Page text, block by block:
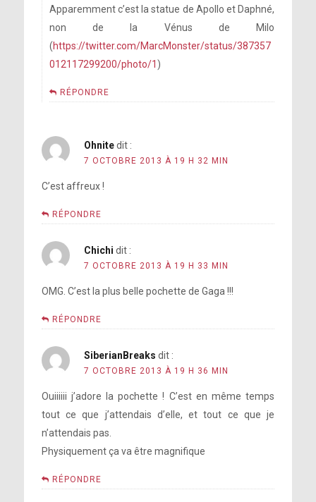
Apparemment c’est la statue de Apollo et Daphné,
non de la Vénus de Milo
(https://twitter.com/MarcMonster/status/387357
012117299200/photo/1 )
RÉPONDRE
Ohnite dit :
7 OCTOBRE 2013 À 19 H 32 MIN
C’est affreux !
RÉPONDRE
Chichi dit :
7 OCTOBRE 2013 À 19 H 33 MIN
OMG. C’est la plus belle pochette de Gaga !!!
RÉPONDRE
SiberianBreaks dit :
7 OCTOBRE 2013 À 19 H 36 MIN
Ouiiiiii j’adore la pochette ! C’est en même temps
tout ce que j’attendais d’elle, et tout ce que je
n’attendais pas.
Physiquement ça va être magnifique
RÉPONDRE